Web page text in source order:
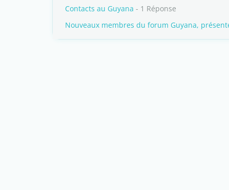
Contacts au Guyana - 1 Réponse
Nouveaux membres du forum Guyana,